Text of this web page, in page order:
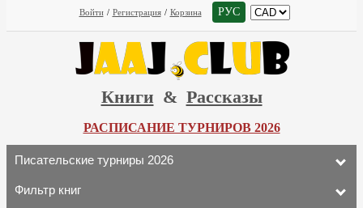
Войти / Регистрация / Корзина РУС
Книги & Рассказы
РАСПИСАНИЕ ТУРНИРОВ 2026
Писательские турниры 2026
Фильтр книг